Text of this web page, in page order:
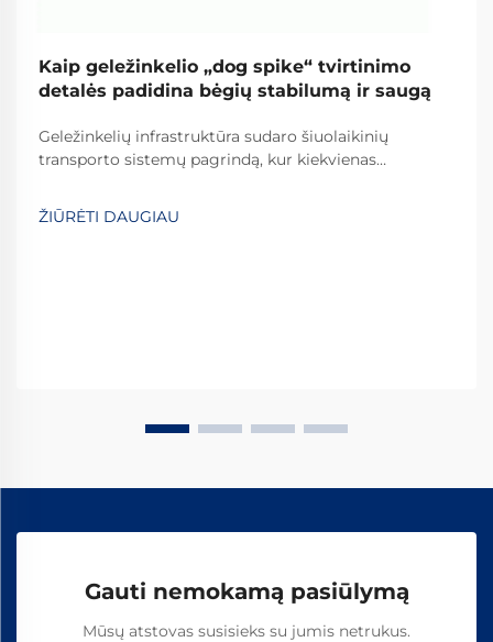
Kaip geležinkelio „dog spike“ tvirtinimo
detalės padidina bėgių stabilumą ir saugą
Geležinkelių infrastruktūra sudaro šiuolaikinių
transporto sistemų pagrindą, kur kiekvienas
efektyvumo palaikymui. Tarp šių būtinų komponentų,
geležinkelio „šuns“ vinčių vaidmuo yra vienas iš
ŽIŪRĖTI DAUGIAU
Gauti nemokamą pasiūlymą
Mūsų atstovas susisieks su jumis netrukus.